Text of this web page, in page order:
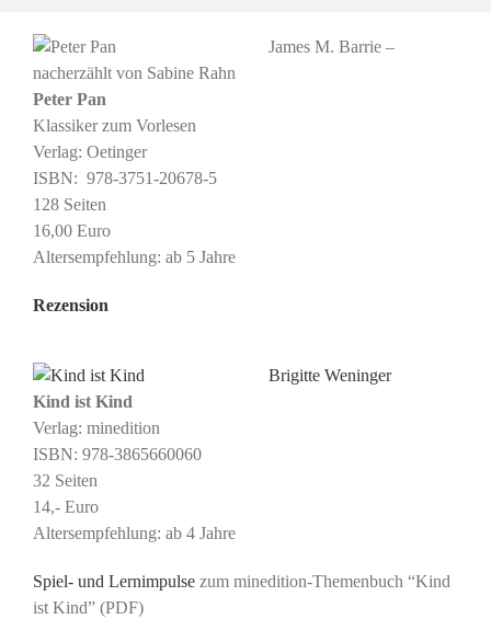
James M. Barrie –
nacherzählt von Sabine Rahn
Peter Pan
Klassiker zum Vorlesen
Verlag: Oetinger
ISBN: ‎ 978-3751-20678-5
128 Seiten
16,00 Euro
Altersempfehlung: ab 5 Jahre
Rezension
Brigitte Weninger
Kind ist Kind
Verlag: minedition
ISBN: ‎978-3865660060
32 Seiten
14,- Euro
Altersempfehlung: ab 4 Jahre
Spiel- und Lernimpulsezum minedition-Themenbuch “Kind
ist Kind” (PDF)